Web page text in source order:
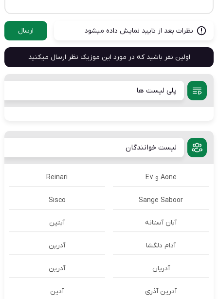
نظرات بعد از تایید نمایش داده میشود ارسال
اولین نفر باشید که در مورد این موزیک نظر ارسال میکنید
پلی لیست ها
لیست خوانندگان
Aone و E7 Reinari
Sange Saboor
Sisco
آبان آستانه آبتین
آدام دلگشا آدرين
آدریان آدرین
آدرین آذری آدین